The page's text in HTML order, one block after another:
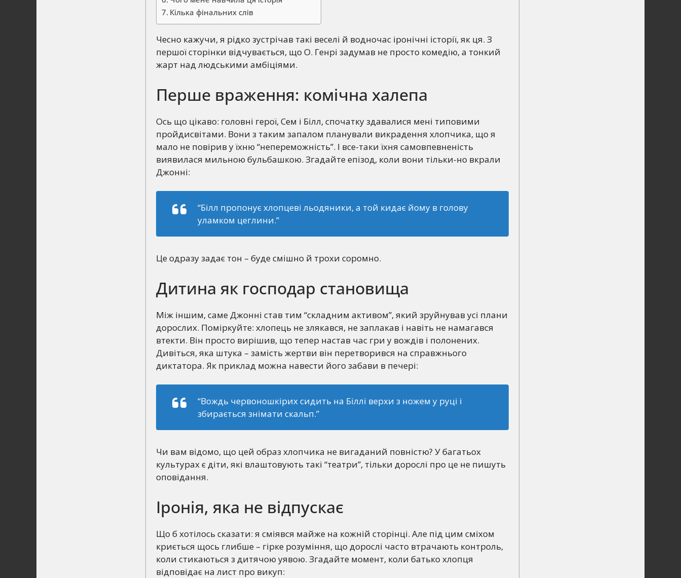
Кілька фінальних слів
Чесно кажучи, я рідко зустрічав такі веселі й водночас іронічні історії, як ця. З
першої сторінки відчувається, що О. Генрі задумав не просто комедію, а тонкий
жарт над людськими амбіціями.
Перше враження: комічна халепа
Ось що цікаво: головні герої, Сем і Білл, спочатку здавалися мені типовими
пройдисвітами. Вони з таким запалом планували викрадення хлопчика, що я
мало не повірив у їхню “непереможність”. І все-таки їхня самовпевненість
виявилася мильною бульбашкою. Згадайте епізод, коли вони тільки-но вкрали
Джонні:
“Білл пропонує хлопцеві льодяники, а той кидає йому в голову
уламком цеглини.”
Це одразу задає тон – буде смішно й трохи соромно.
Дитина як господар становища
Між іншим, саме Джонні став тим “складним активом”, який зруйнував усі плани
дорослих. Поміркуйте: хлопець не злякався, не заплакав і навіть не намагався
втекти. Він просто вирішив, що тепер настав час гри у вождів і полонених.
Дивіться, яка штука – замість жертви він перетворився на справжнього
диктатора. Як приклад можна навести його забави в печері:
“Вождь червоношкірих сидить на Біллі верхи з ножем у руці і
збирається знімати скальп.”
Чи вам відомо, що цей образ хлопчика не вигаданий повністю? У багатьох
культурах є діти, які влаштовують такі “театри”, тільки дорослі про це не пишуть
оповідання.
Іронія, яка не відпускає
Що б хотілось сказати: я сміявся майже на кожній сторінці. Але під цим сміхом
криється щось глибше – гірке розуміння, що дорослі часто втрачають контроль,
коли стикаються з дитячою уявою. Згадайте момент, коли батько хлопця
відповідає на лист про викуп: